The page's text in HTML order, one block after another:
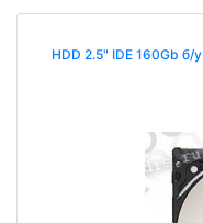
HDD 2.5" IDE 160Gb б/у